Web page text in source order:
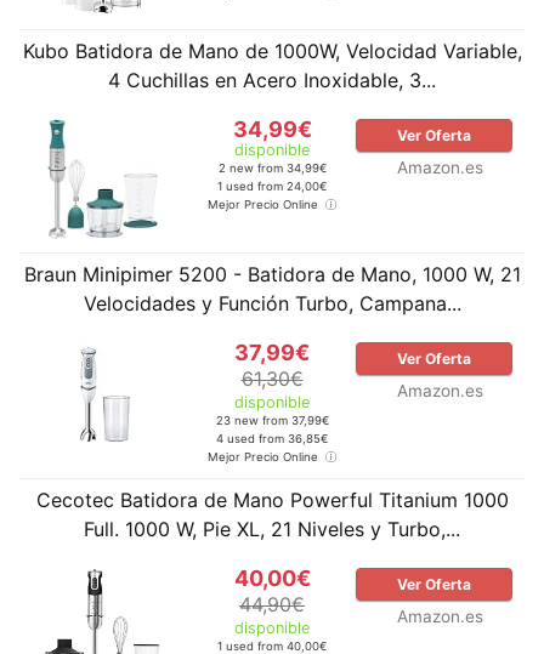
Kubo Batidora de Mano de 1000W, Velocidad Variable,
4 Cuchillas en Acero Inoxidable, 3...
34,99€
disponible
2 new from 34,99€
1 used from 24,00€
Mejor Precio Online
Ver Oferta
Amazon.es
Braun Minipimer 5200 - Batidora de Mano, 1000 W, 21
Velocidades y Función Turbo, Campana...
37,99€
61,30€
disponible
23 new from 37,99€
4 used from 36,85€
Mejor Precio Online
Ver Oferta
Amazon.es
Cecotec Batidora de Mano Powerful Titanium 1000
Full. 1000 W, Pie XL, 21 Niveles y Turbo,...
40,00€
44,90€
disponible
1 used from 40,00€
Ver Oferta
Amazon.es